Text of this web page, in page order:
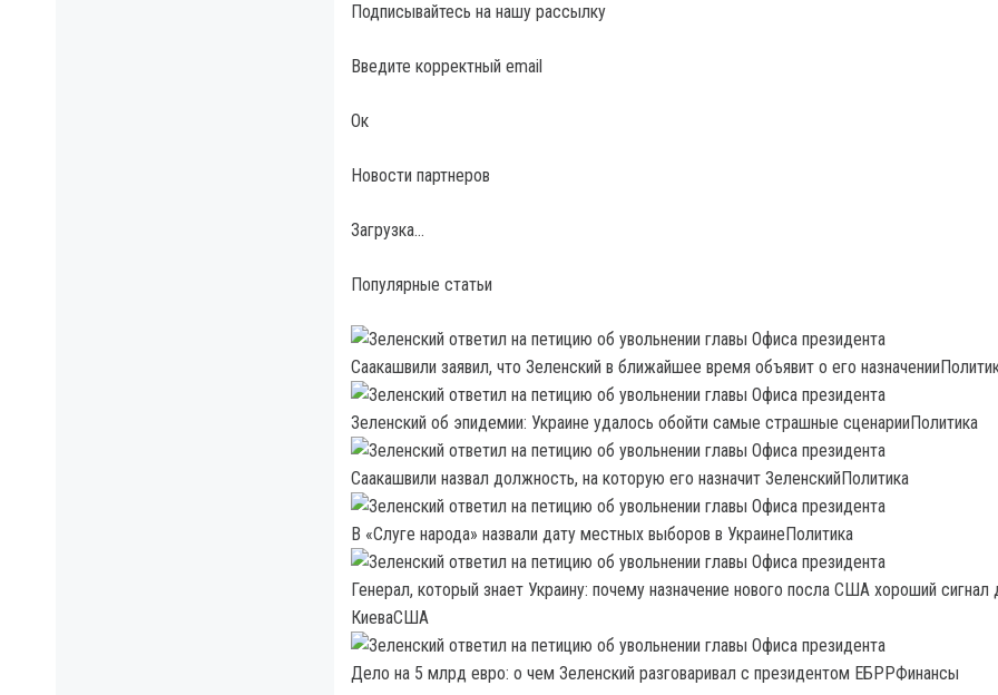
Подписывайтесь на нашу рассылку
Введите корректный email
Ок
Новости партнеров
Загрузка…
Популярные статьи
Саакашвили заявил, что Зеленский в ближайшее время объявит о его
Зеленский об эпидемии: Украине удалось обойти самые страшные сценарииПолитика
Саакашвили назвал должность, на которую его назначит ЗеленскийПолитика
В «Слуге народа» назвали дату местных выборов в УкраинеПолитика
Генерал, который знает Украину: почему назначение нового посла США хороший сигнал
КиеваСША
Дело на 5 млрд евро: о чем Зеленский разговаривал с президентом ЕБРРФинансы